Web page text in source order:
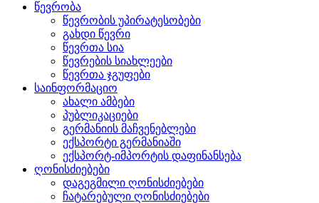
წევრობა
წევრობის უპირატესობები
გახდი წევრი
წევრთა სია
წევრების სიახლეები
წევრთა ჯგუფები
საინფორმაციო
ახალი ამბები
პუბლიკაციები
გერმანიის მაჩვენებლები
ექსპორტი გერმანიაში
ექსპორტ-იმპორტის დაფინანსება
ღონისძიებები
დაგეგმილი ღონისძიებები
ჩატარებული ღონისძიებები